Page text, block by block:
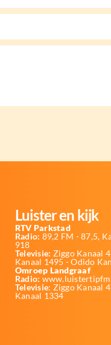
Luister en kijk
RTV Parkstad
Radio: 89,2 FM - 87,5,
918
Televisie: Ziggo Kanaal
Kanaal 1495 - Odido
Omroep Landgraaf
Radio:
Televisie: Ziggo Kanaal
Kanaal 1334